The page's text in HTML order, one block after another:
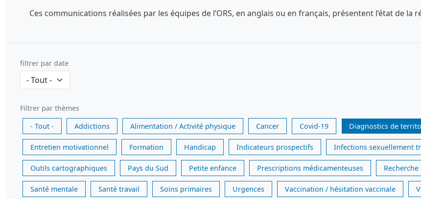
Ces communications réalisées par les équipes de l’ORS, en anglais ou en français, présentent l’état de
filtrer par date
Filtrer par thèmes
- Tout -
Addictions Alimentation / Activité physique Cancer Covid-19 Diagnostics de
Entretien motivationnel Formation Handicap Indicateurs prospectifs Infections sexuellement
Outils cartographiques Pays du Sud Petite enfance Prescriptions médicamenteuses
Santé mentale Santé travail Soins primaires Urgences Vaccination / hésitation vaccinale